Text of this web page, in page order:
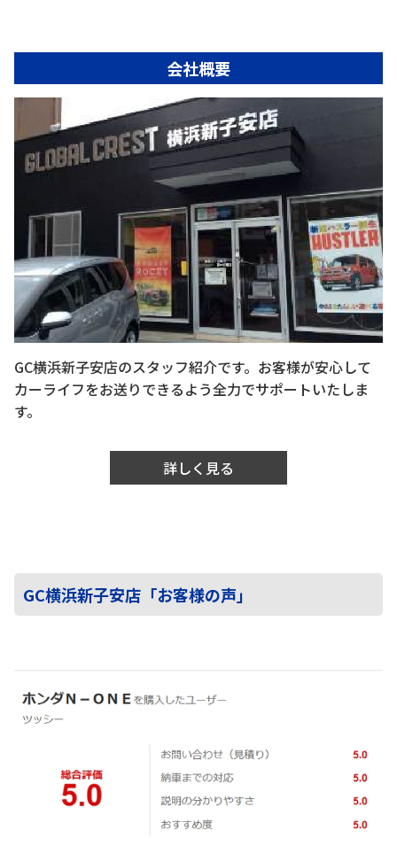
会社概要
GC横浜新子安店のスタッフ紹介です。お客様が安心して
カーライフをお送りできるよう全力でサポートいたしま
す。
詳しく見る
GC横浜新子安店「お客様の声」